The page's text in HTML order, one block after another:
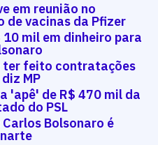
em reunião no
de vacinas da Pfizer
mil em dinheiro para
ter feito contratações
MP
'apê' de R$ 470 mil da
do PSL
Bolsonaro é